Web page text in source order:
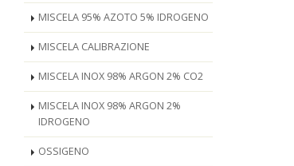
MISCELA 95% AZOTO 5% IDROGENO
MISCELA CALIBRAZIONE
MISCELA INOX 98% ARGON 2% CO2
MISCELA INOX 98% ARGON 2%
IDROGENO
OSSIGENO